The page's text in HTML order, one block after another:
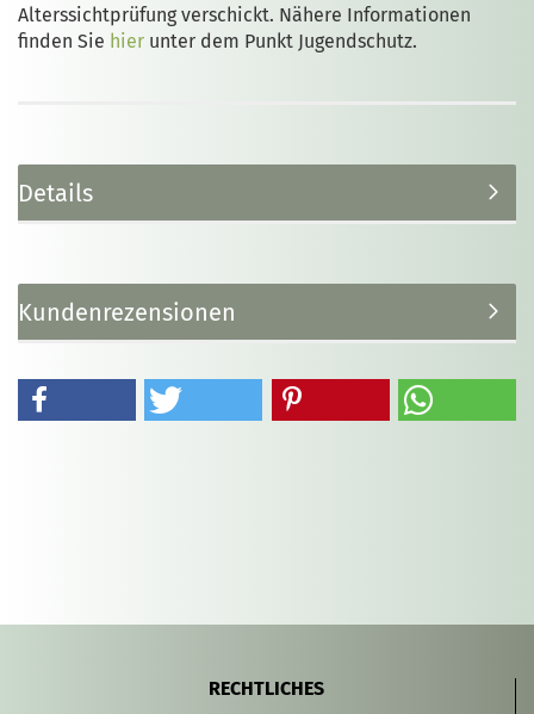
Alterssichtprüfung verschickt. Nähere Informationen
finden Sie hier unter dem Punkt Jugendschutz.
Details
Kundenrezensionen
RECHTLICHES